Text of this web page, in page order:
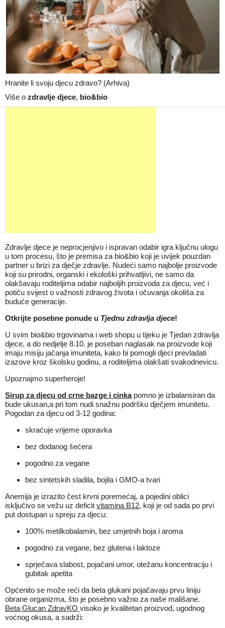
Hranite li svoju djecu zdravo? (Arhiva)
Više o zdravlje djece, bio&bio
Zdravlje djece je neprocjenjivo i ispravan odabir igra ključnu ulogu
u tom procesu, što je premisa za bio&bio koji je uvijek pouzdan
partner u brizi za dječje zdravlje. Nudeći samo najbolje proizvode
koji su prirodni, organski i ekološki prihvatljivi, ne samo da
olakšavaju roditeljima odabir najboljih proizvoda za djecu, već i
potiču svijest o važnosti zdravog života i očuvanja okoliša za
buduće generacije.
Otkrijte posebne ponude u Tjednu zdravlja djece!
U svim bio&bio trgovinama i web shopu u tijeku je Tjedan zdravlja
djece, a do nedjelje 8.10. je poseban naglasak na proizvode koji
imaju misiju jačanja imuniteta, kako bi pomogli djeci prevladati
izazove kroz školsku godinu, a roditeljima olakšati svakodnevicu.
Upoznajmo superheroje!
Sirup za djecu od crne bazge i cinka pomno je izbalansiran da
bude ukusan,a pri tom nudi snažnu podršku dječjem imunitetu.
Pogodan za djecu od 3-12 godina:
skraćuje vrijeme oporavka
bez dodanog šećera
pogodno za vegane
bez sintetskih sladila, bojila i GMO-a tvari
Anemija je izrazito čest krvni poremećaj, a pojedini oblici
isključivo se vežu uz deficit vitamina B12, koji je od sada po prvi
put dostupan u spreju za djecu:
100% metilkobalamin, bez umjetnih boja i aroma
pogodno za vegane, bez glutena i laktoze
sprječava slabost, pojačani umor, otežanu koncentraciju i
gubitak apetita
Općenito se može reći da beta glukani pojačavaju prvu liniju
obrane organizma, što je posebno važno za naše mališane.
Beta Glucan ZdravKO visoko je kvalitetan proizvod, ugodnog
voćnog okusa, a sadrži: